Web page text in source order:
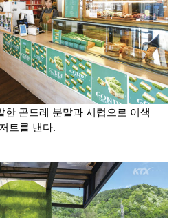
한 곤드레 분말과 시럽으로 이색
트를 낸다.